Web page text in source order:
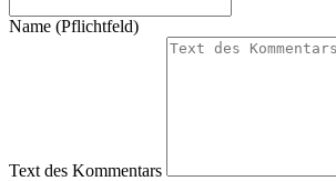
Name (Pflichtfeld)
Text des Kommentars